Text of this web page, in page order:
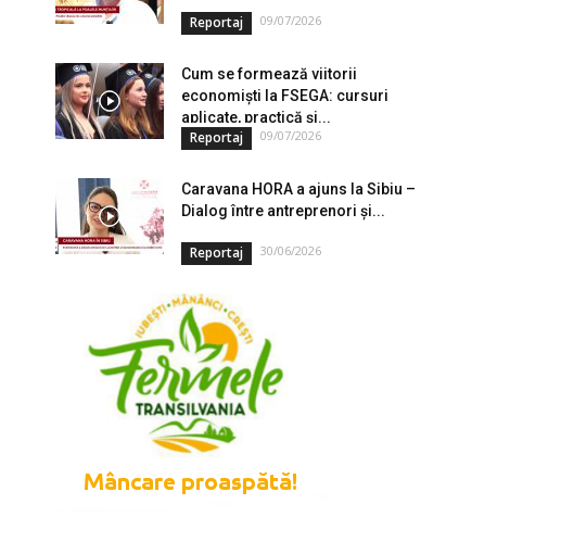
Reportaj 09/07/2026
Cum se formează viitorii
economiști la FSEGA: cursuri
aplicate, practică și...
Reportaj 09/07/2026
Caravana HORA a ajuns la Sibiu –
Dialog între antreprenori și...
Reportaj 30/06/2026